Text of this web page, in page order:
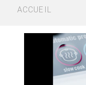
FIL
D'ARIANE
ACCUEIL